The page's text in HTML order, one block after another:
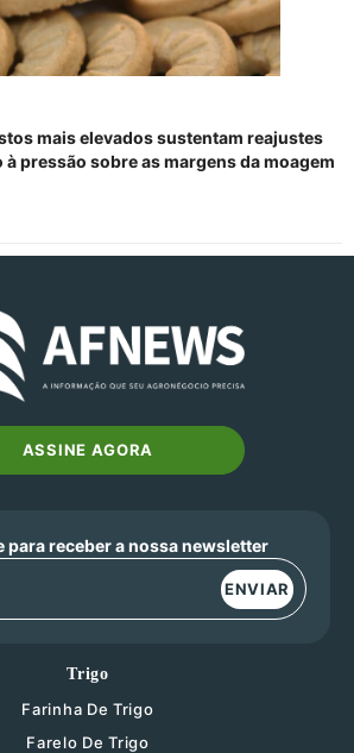
mais elevados sustentam reajustes
pressão sobre as margens da moagem
ASSINE AGORA
para receber a nossa newsletter
ENVIAR
Trigo
Farinha De Trigo
Farelo De Trigo